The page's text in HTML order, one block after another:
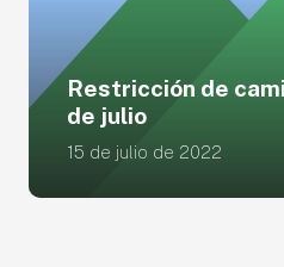
Restricción de
de julio
15 de julio de 2022